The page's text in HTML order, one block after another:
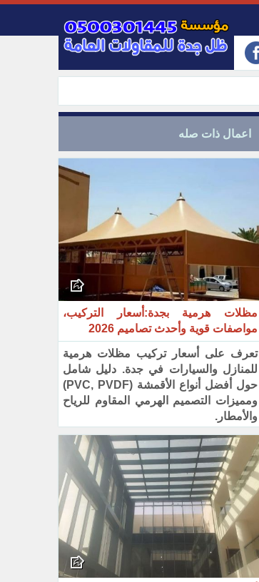
اعمال ذات صله
مظلات هرمية بجدة:أسعار التركيب،
مواصفات قوية وأحدث تصاميم 2026
تعرف على أسعار تركيب مظلات هرمية
للمنازل والسيارات في جدة. دليل شامل
حول أفضل أنواع الأقمشة (PVC, PVDF)
ومميزات التصميم الهرمي المقاوم للرياح
والأمطار.